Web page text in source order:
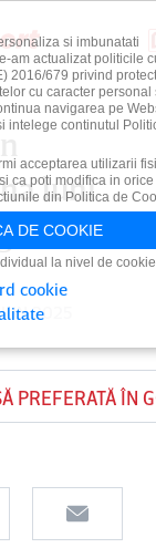
luni
2025
PREFERATĂ ÎN
si imbunatati
am actualizat politicile
2016/679 privind
cu caracter personal
navigarea pe
intelege continutul
acceptarea utilizarii
ca poti modifica in orice
din Politica de
DE COOKIE
la nivel de
cookie